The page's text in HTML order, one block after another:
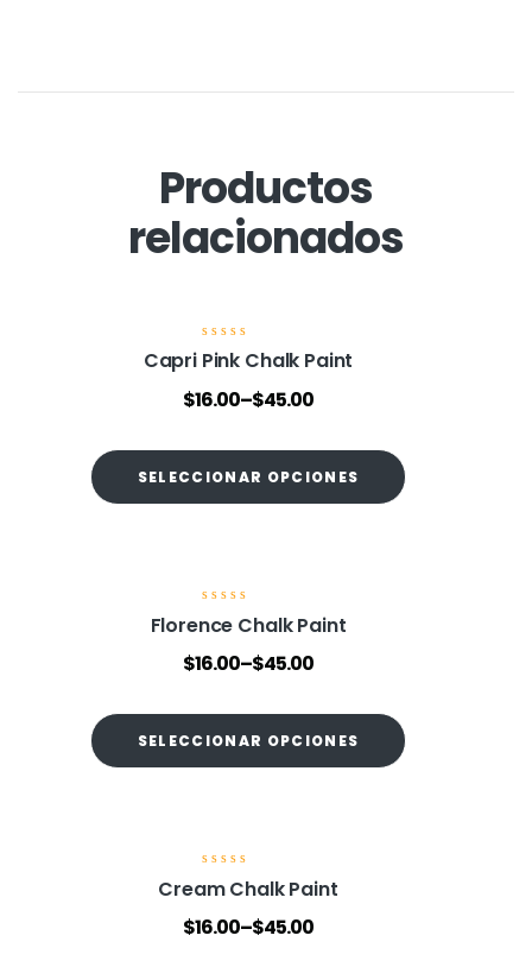
Productos
relacionados
V
a
o
d
o
e
n
Capri Pink Chalk Paint
$16.00–$45.00
SELECCIONAR OPCIONES
a
o
d
o
e
n
Florence Chalk Paint
$16.00–$45.00
SELECCIONAR OPCIONES
a
o
Cream Chalk Paint
$16.00–$45.00